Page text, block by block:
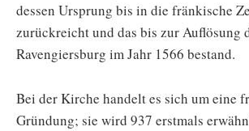
dessen Ursprung bis in die fränkische
zurückreicht und das bis zur Auflösung
Ravengiersburg im Jahr 1566 bestand.
Bei der Kirche handelt es sich um eine
Gründung; sie wird 937 erstmals